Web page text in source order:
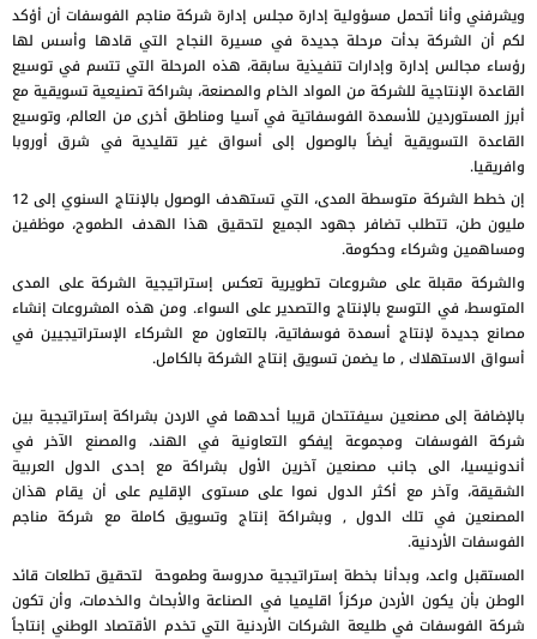
ويشرفني وأنا أتحمل مسؤولية إدارة مجلس إدارة شركة مناجم الفوسفات أن أؤكد
لكم أن الشركة بدأت مرحلة جديدة في مسيرة النجاح التي قادها وأسس لها
رؤساء مجالس إدارة وإدارات تنفيذية سابقة، هذه المرحلة التي تتسم في توسيع
القاعدة الإنتاجية للشركة من المواد الخام والمصنعة، بشراكة تصنيعية تسويقية مع
أبرز المستوردين للأسمدة الفوسفاتية في آسيا ومناطق أخرى من العالم، وتوسيع
القاعدة التسويقية أيضاً بالوصول إلى أسواق غير تقليدية في شرق أوروبا
وافريقيا.
إن خطط الشركة متوسطة المدى، التي تستهدف الوصول بالإنتاج السنوي إلى 12
مليون طن، تتطلب تضافر جهود الجميع لتحقيق هذا الهدف الطموح، موظفين
ومساهمين وشركاء وحكومة.
والشركة مقبلة على مشروعات تطويرية تعكس إستراتيجية الشركة على المدى
المتوسط، في التوسع بالإنتاج والتصدير على السواء. ومن هذه المشروعات إنشاء
مصانع جديدة لإنتاج أسمدة فوسفاتية، بالتعاون مع الشركاء الإستراتيجيين في
أسواق الاستهلاك , ما يضمن تسويق إنتاج الشركة بالكامل.
بالإضافة إلى مصنعين سيفتتحان قريبا أحدهما في الاردن بشراكة إستراتيجية بين
شركة الفوسفات ومجموعة إيفكو التعاونية في الهند، والمصنع الآخر في
أندونيسيا، الى جانب مصنعين آخرين الأول بشراكة مع إحدى الدول العربية
الشقيقة، وآخر مع أكثر الدول نموا على مستوى الإقليم على أن يقام هذان
المصنعين في تلك الدول , وبشراكة إنتاج وتسويق كاملة مع شركة مناجم
الفوسفات الأردنية.
المستقبل واعد، وبدأنا بخطة إستراتيجية مدروسة وطموحة لتحقيق تطلعات قائد
الوطن بأن يكون الأردن مركزاً اقليميا في الصناعة والأبحاث والخدمات، وأن تكون
شركة الفوسفات في طليعة الشركات الأردنية التي تخدم الأقتصاد الوطني إنتاجاً